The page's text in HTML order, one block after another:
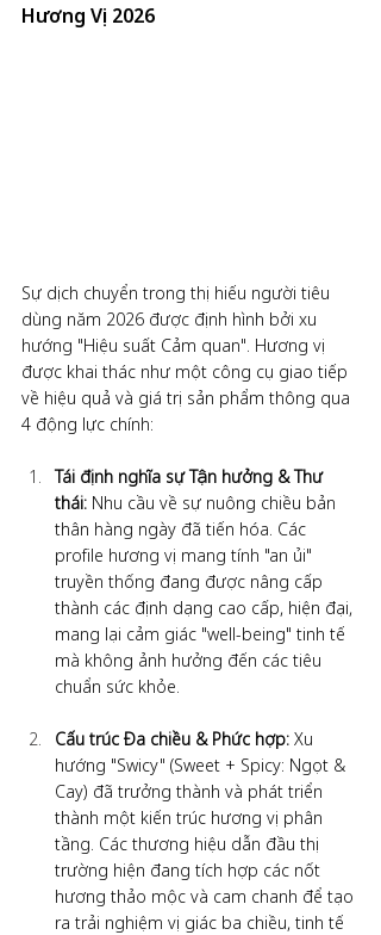
Hương Vị 2026
Sự dịch chuyển trong thị hiếu người tiêu
dùng năm 2026 được định hình bởi xu
hướng "Hiệu suất Cảm quan". Hương vị
được khai thác như một công cụ giao tiếp
về hiệu quả và giá trị sản phẩm thông qua
4 động lực chính:
Tái định nghĩa sự Tận hưởng & Thư
thái: Nhu cầu về sự nuông chiều bản
thân hàng ngày đã tiến hóa. Các
profile hương vị mang tính "an ủi"
truyền thống đang được nâng cấp
thành các định dạng cao cấp, hiện đại,
mang lại cảm giác "well-being" tinh tế
mà không ảnh hưởng đến các tiêu
chuẩn sức khỏe.
Cấu trúc Đa chiều & Phức hợp: Xu
hướng "Swicy" (Sweet + Spicy: Ngọt &
Cay) đã trưởng thành và phát triển
thành một kiến trúc hương vị phân
tầng. Các thương hiệu dẫn đầu thị
trường hiện đang tích hợp các nốt
hương thảo mộc và cam chanh để tạo
ra trải nghiệm vị giác ba chiều, tinh tế